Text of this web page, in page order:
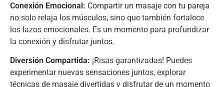
Conexión Emocional: Compartir un masaje con tu pareja
no solo relaja los músculos, sino que también fortalece
los lazos emocionales. Es un momento para profundizar
la conexión y disfrutar juntos.
Diversión Compartida: ¡Risas garantizadas! Puedes
experimentar nuevas sensaciones juntos, explorar
técnicas de masaje divertidas y disfrutar de un momento